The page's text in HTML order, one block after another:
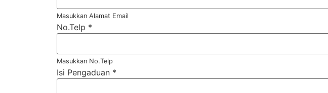
Masukkan Alamat Email
No.Telp *
Masukkan No.Telp
Isi Pengaduan *